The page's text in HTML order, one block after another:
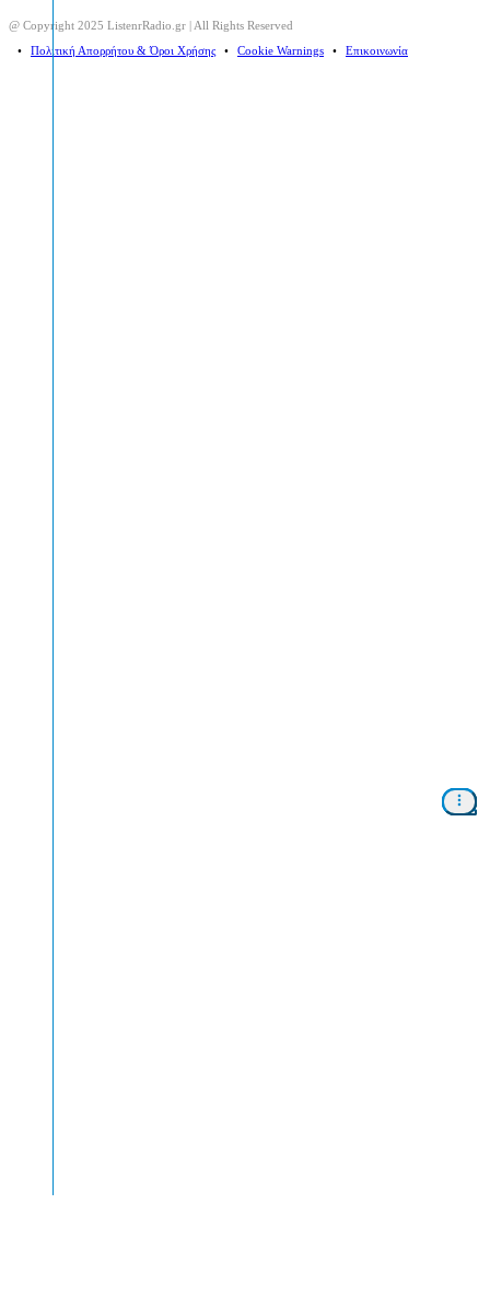
@ Copyright 2025 ListenrRadio.gr | All Rights Reserved
⠀•⠀ Πολιτική Απορρήτου & Όροι Χρήσης ⠀•⠀ Cookie Warnings ⠀•⠀ Επικοινωνία